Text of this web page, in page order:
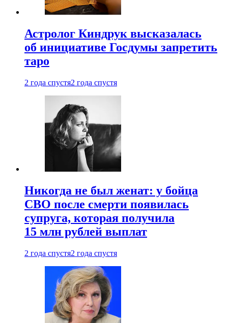
Астролог Киндрук высказалась
об инициативе Госдумы запретить
таро
2 года спустя2 года спустя
Никогда не был женат: у бойца
СВО после смерти появилась
супруга, которая получила
15 млн рублей выплат
2 года спустя2 года спустя